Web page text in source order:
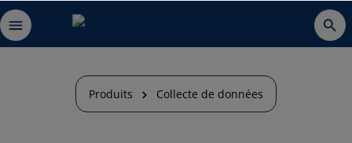
Produits Collecte de données